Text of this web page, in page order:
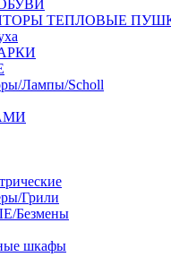
ТЕПЛОВЫЕ
Лампы/Scholl
Грили
Безмены
шкафы